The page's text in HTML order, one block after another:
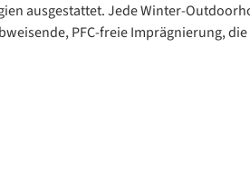
ausgestattet. Jede Winter-
PFC-freie Imprägnierung,